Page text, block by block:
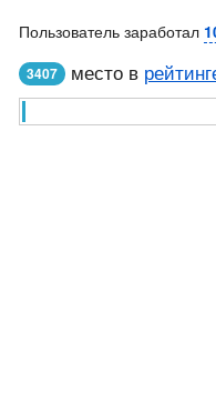
Пользователь заработал
3407 место в